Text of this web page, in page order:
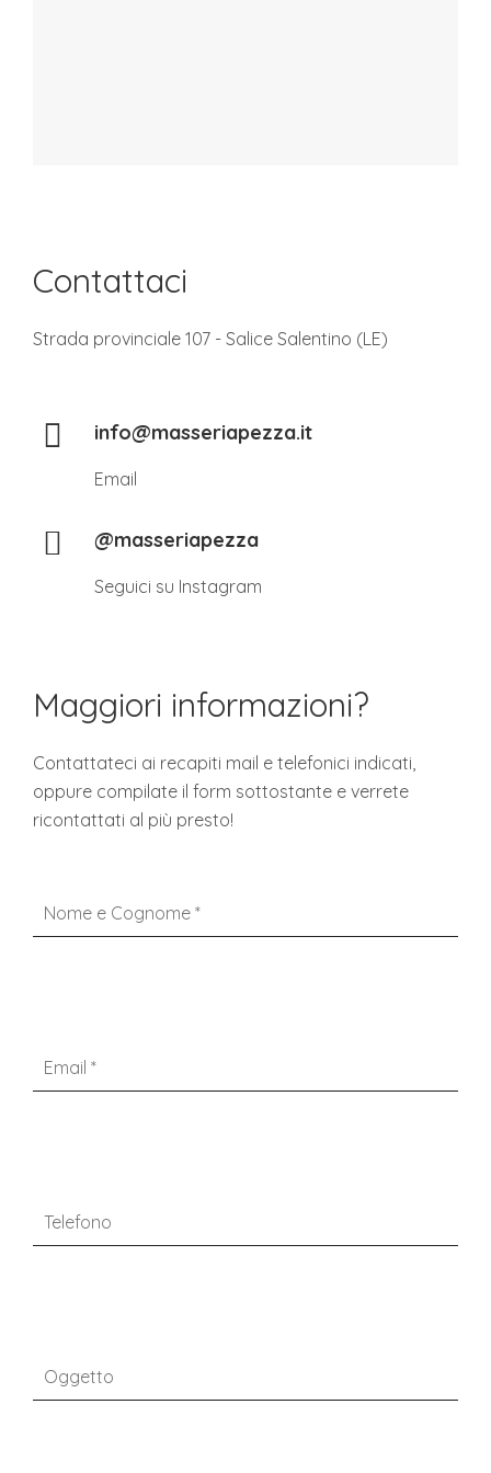
Contattaci
Strada provinciale 107 - Salice Salentino (LE)
info@masseriapezza.it
Email
@masseriapezza
Seguici su Instagram
Maggiori informazioni?
Contattateci ai recapiti mail e telefonici indicati,
oppure compilate il form sottostante e verrete
ricontattati al più presto!